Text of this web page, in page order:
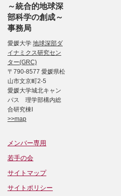
～統合的地球深
部科学の創成～
事務局
愛媛大学 地球深部ダ
イナミクス研究セン
ター(GRC)
〒790-8577 愛媛県松
山市文京町2-5
愛媛大学城北キャン
パス 理学部構内総
合研究棟Ⅰ
>>map
メンバー専用
若手の会
サイトマップ
サイトポリシー